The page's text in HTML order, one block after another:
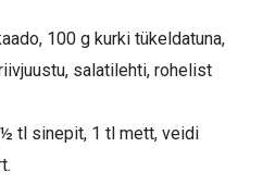
100 g kurki tükeldatuna,
salatilehti, rohelist
tl sinepit, 1 tl mett, veidi